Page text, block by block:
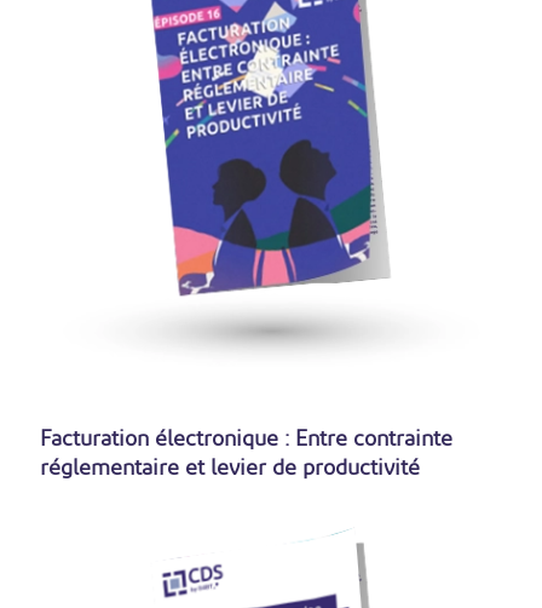
Facturation électronique : Entre contrainte
réglementaire et levier de productivité